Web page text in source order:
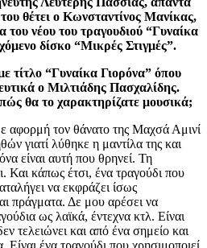
θέτει ο Κωνσταντίνος Μανίκας,
νέου του τραγουδιού “Γυναίκα
δίσκο “Μικρές Στιγμές”.
τίτλο “Γυναίκα Γιορόνα” όπου
ο Μιλτιάδης Πασχαλίδης.
θα το χαρακτηρίζατε μουσικά;
αφορμή τον θάνατο της Μαχσά Αμινί
γιατί λύθηκε η μαντίλα της και
είναι αυτή που θρηνεί. Τη
Και κάπως έτσι, ένα τραγούδι που
να εκφράζει ίσως
πράγματα. Δε μου αρέσει να
ως λαϊκά, έντεχνα κτλ. Είναι
τελειώνει και από ένα σημείο και